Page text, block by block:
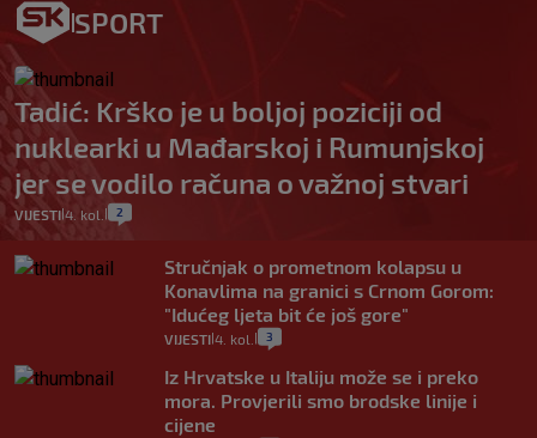
SPORT
Tadić: Krško je u boljoj poziciji od
nuklearki u Mađarskoj i Rumunjskoj
jer se vodilo računa o važnoj stvari
VIJESTI 4. kol. 2
Stručnjak o prometnom kolapsu u
Konavlima na granici s Crnom Gorom:
"Idućeg ljeta bit će još gore"
VIJESTI 4. kol. 3
Iz Hrvatske u Italiju može se i preko
mora. Provjerili smo brodske linije i
cijene